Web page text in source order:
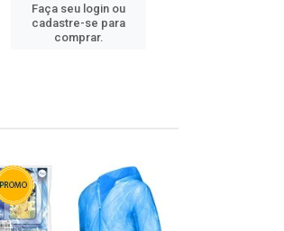
Faça seu login ou
cadastre-se para
comprar.